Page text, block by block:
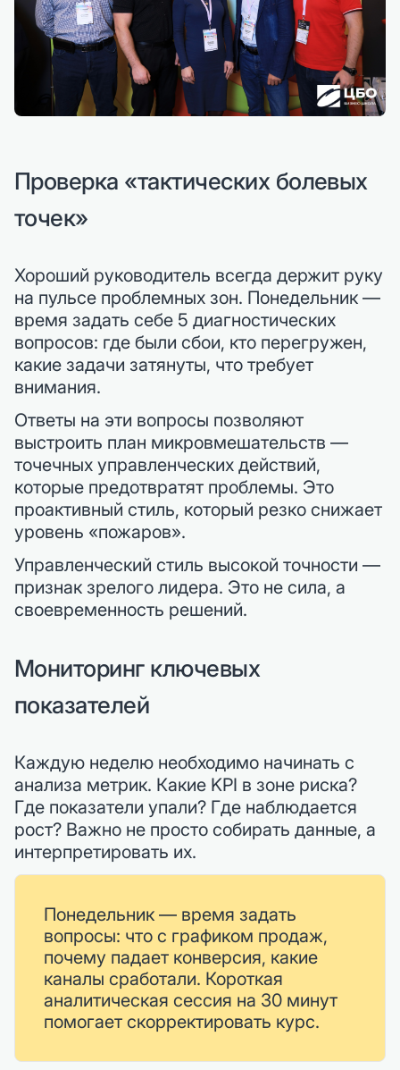
Проверка «тактических болевых
точек»
Хороший руководитель всегда держит руку
на пульсе проблемных зон. Понедельник —
время задать себе 5 диагностических
вопросов: где были сбои, кто перегружен,
какие задачи затянуты, что требует
внимания.
Ответы на эти вопросы позволяют
выстроить план микровмешательств —
точечных управленческих действий,
которые предотвратят проблемы. Это
проактивный стиль, который резко снижает
уровень «пожаров».
Управленческий стиль высокой точности —
признак зрелого лидера. Это не сила, а
своевременность решений.
Мониторинг ключевых
показателей
Каждую неделю необходимо начинать с
анализа метрик. Какие KPI в зоне риска?
Где показатели упали? Где наблюдается
рост? Важно не просто собирать данные, а
интерпретировать их.
Понедельник — время задать
вопросы: что с графиком продаж,
почему падает конверсия, какие
каналы сработали. Короткая
аналитическая сессия на 30 минут
помогает скорректировать курс.